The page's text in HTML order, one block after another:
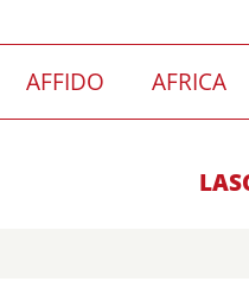
AFFIDO AFRICA